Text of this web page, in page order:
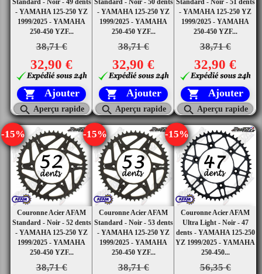
- YAMAHA 125-250 YZ
1999/2025 - YAMAHA
250-450 YZF...
38,71 €
32,90 €
 Ajouter
 Aperçu rapide
- YAMAHA 125-250 YZ
1999/2025 - YAMAHA
250-450 YZF...
38,71 €
32,90 €
 Ajouter
 Aperçu rapide
- YAMAHA 125-250 YZ
1999/2025 - YAMAHA
250-450 YZF...
38,71 €
32,90 €
 Ajouter
 Aperçu rapide
Couronne Acier AFAM
Standard - Noir - 52 dents
- YAMAHA 125-250 YZ
1999/2025 - YAMAHA
250-450 YZF...
38,71 €
-15%
Couronne Acier AFAM
Standard - Noir - 53 dents
- YAMAHA 125-250 YZ
1999/2025 - YAMAHA
250-450 YZF...
38,71 €
-15%
Couronne Acier AFAM
Ultra Light - Noir - 47
dents - YAMAHA 125-250
YZ 1999/2025 - YAMAHA
250-450...
56,35 €
-15%